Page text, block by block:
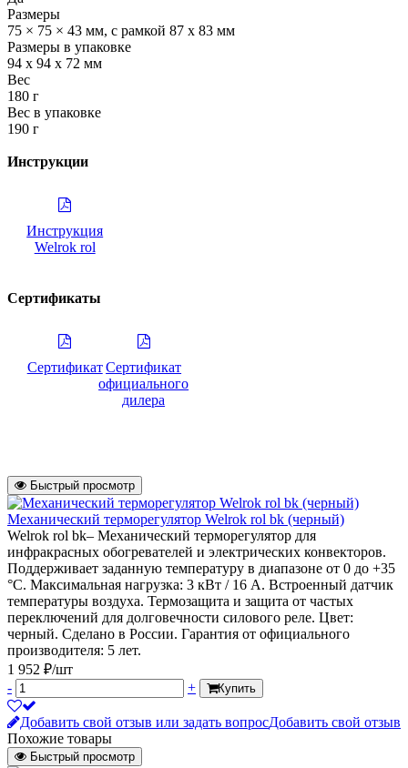
Размеры
75 × 75 × 43 мм, с рамкой 87 х 83 мм
Размеры в упаковке
94 х 94 х 72 мм
Вес
180 г
Вес в упаковке
190 г
Инструкции
Инструкция
Welrok rol
Сертификаты
Сертификат Сертификат
официального
дилера
Быстрый просмотр
Механический терморегулятор Welrok rol bk (черный)
Welrok rol bk– Механический терморегулятор для
инфракрасных обогревателей и электрических конвекторов.
Поддерживает заданную температуру в диапазоне от 0 до +35
°С. Максимальная нагрузка: 3 кВт / 16 А. Встроенный датчик
температуры воздуха. Термозащита и защита от частых
переключений для долговечности силового реле. Цвет:
черный. Сделано в России. Гарантия от официального
производителя: 5 лет.
1 952 ₽/шт
-
+ Купить
Добавить свой отзыв или задать вопросДобавить свой отзыв
Похожие товары
Быстрый просмотр